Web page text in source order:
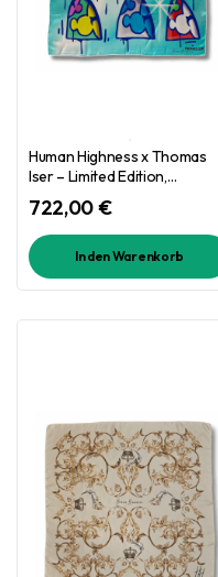
Human Highness x Thomas
Iser – Limited Edition,
einzigartiges Stück – Diversity
722,00€
In den Warenkorb